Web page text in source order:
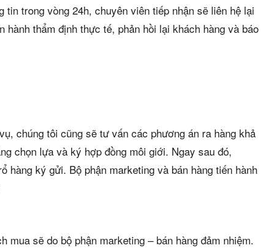
hệ
trong vòng 24h, chuyên viên tiếp nhận sẽ liên hệ lại
hành thẩm định thực tế, phản hồi lại khách hàng và báo
chúng tôi cũng sẽ tư vấn các phương án ra hàng khả
chọn lựa và ký hợp đồng môi giới. Ngay sau đó,
hàng ký gửi. Bộ phận marketing và bán hàng tiến hành
mua sẽ do bộ phận marketing – bán hàng đảm nhiệm.